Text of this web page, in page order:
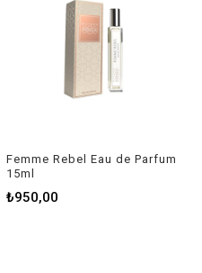
Femme Rebel Eau de Parfum
15ml
₺950,00